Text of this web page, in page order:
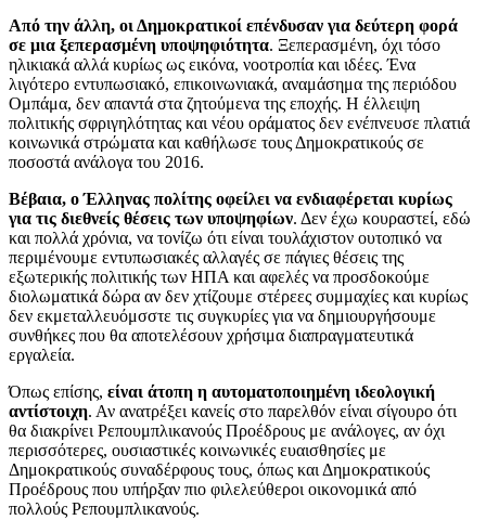
Από την άλλη, οι Δημοκρατικοί επένδυσαν για δεύτερη φορά
σε μια ξεπερασμένη υποψηφιότητα. Ξεπερασμένη, όχι τόσο
ηλικιακά αλλά κυρίως ως εικόνα, νοοτροπία και ιδέες. Ένα
λιγότερο εντυπωσιακό, επικοινωνιακά, αναμάσημα της περιόδου
Ομπάμα, δεν απαντά στα ζητούμενα της εποχής. Η έλλειψη
πολιτικής σφριγηλότητας και νέου οράματος δεν ενέπνευσε πλατιά
κοινωνικά στρώματα και καθήλωσε τους Δημοκρατικούς σε
ποσοστά ανάλογα του 2016.
Βέβαια, ο Έλληνας πολίτης οφείλει να ενδιαφέρεται κυρίως
για τις διεθνείς θέσεις των υποψηφίων. Δεν έχω κουραστεί, εδώ
και πολλά χρόνια, να τονίζω ότι είναι τουλάχιστον ουτοπικό να
περιμένουμε εντυπωσιακές αλλαγές σε πάγιες θέσεις της
εξωτερικής πολιτικής των ΗΠΑ και αφελές να προσδοκούμε
διολωματικά δώρα αν δεν χτίζουμε στέρεες συμμαχίες και κυρίως
δεν εκμεταλλευόμσστε τις συγκυρίες για να δημιουργήσουμε
συνθήκες που θα αποτελέσουν χρήσιμα διαπραγματευτικά
εργαλεία.
Όπως επίσης, είναι άτοπη η αυτοματοποιημένη ιδεολογική
αντίστοιχη. Αν ανατρέξει κανείς στο παρελθόν είναι σίγουρο ότι
θα διακρίνει Ρεπουμπλικανούς Προέδρους με ανάλογες, αν όχι
περισσότερες, ουσιαστικές κοινωνικές ευαισθησίες με
Δημοκρατικούς συναδέρφους τους, όπως και Δημοκρατικούς
Προέδρους που υπήρξαν πιο φιλελεύθεροι οικονομικά από
πολλούς Ρεπουμπλικανούς.